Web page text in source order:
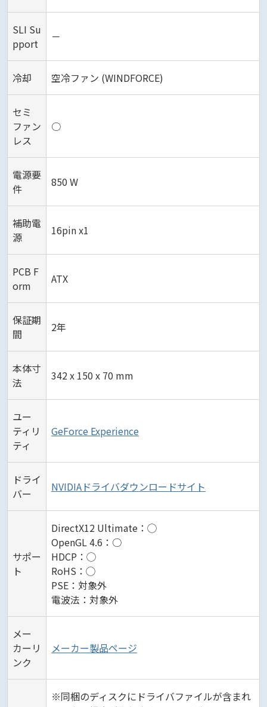
SLI Su
pport
－
冷却 空冷ファン (WINDFORCE)
セミ
ファン
レス
○
電源要
件
850 W
補助電
源
16pin x1
PCB F
orm
ATX
保証期
間
2年
本体寸
法
342 x 150 x 70 mm
ユー
ティリ
ティ
GeForce Experience
ドライ
バー
NVIDIAドライバダウンロードサイト
サポー
ト
DirectX12 Ultimate：◯
OpenGL 4.6：○
HDCP：◯
RoHS：◯
PSE：対象外
電波法：対象外
メー
カーリ
ンク
メーカー製品ページ
※同梱のディスクにドライバファイルが含まれ